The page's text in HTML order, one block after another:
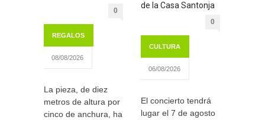
0
REGALOS
08/08/2026
La pieza, de diez
metros de altura por
cinco de anchura, ha
de la Casa Santonja
0
CULTURA
06/08/2026
El concierto tendrá
lugar el 7 de agosto